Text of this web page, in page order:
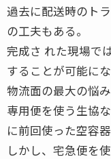
過去に配送時のト
の工夫もある。
完成さ れた現場で
することが可能にな
物流面の最大の悩
専用便を使う生協
に前回使った空容
しかし、宅急便を